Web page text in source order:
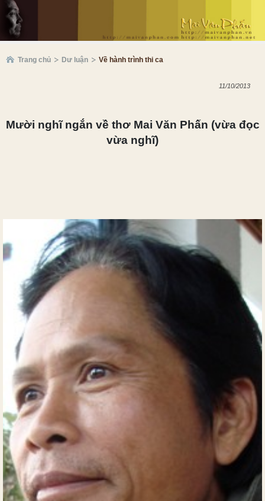
Trang chủ Dư luận Về hành trình thi ca
11/10/2013
Mười nghĩ ngắn về thơ Mai Văn Phấn (vừa đọc
vừa nghĩ)